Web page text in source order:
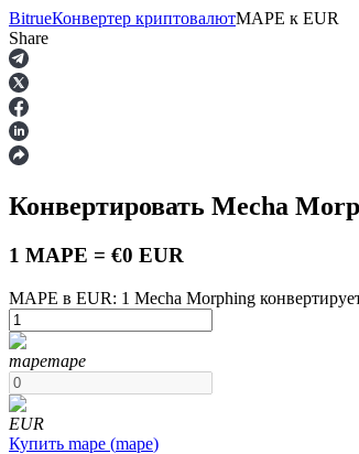
Фьючерсы
USDT-фьючерсы
Фьючерсы с использованием USDT в
BitrueКонвертер криптовалютMAPE к EUR
Share
Конвертировать Mecha
1 MAPE = €0 EUR
MAPE в EUR: 1 Mecha Morphing
mapemape
EUR
Купить mape (mape)